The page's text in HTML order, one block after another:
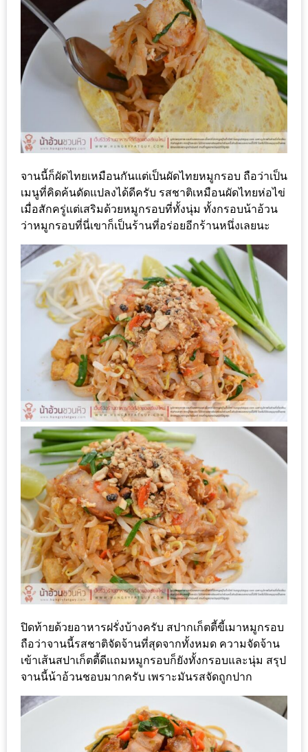
ความ
ทั่ว
เชียงใหม่
ลุ้น
รับ
บุฟเฟ่ต์
ฟรี
CRYSTAL
เชียงใหม่
ฟรี
2
ท่าน
ลุ้น
รับ
GIFT
VOUCHER
รับ
ประทาน
อาหาร
มูลค่า
1,000
บาท
ฟรี
3
รางวัล
วัน
แม่
สุด
จานนี้ก็ผัดไทยเหมือนกันแต่เป็นผัดไทยหมูกรอบ ถือว่าเป็น
เมนูที่คิดค้นดัดแปลงได้ดีครับ รสชาติเหมือนผัดไทยห่อไข่
เมื่อสักครู่แต่เสริมด้วยหมูกรอบที่ทั้งนุ่ม ทั้งกรอบน้าอ้วน
ว่าหมูกรอบที่นี่เขาก็เป็นร้านที่อร่อยอีกร้านหนึ่งเลยนะ
ปิดท้ายด้วยอาหารฝรั่งบ้างครับ สปากเก็ตตี้ขี้เมาหมูกรอบ
ถือว่าจานนี้รสชาติจัดจ้านที่สุดจากทั้งหมด ความจัดจ้าน
เข้าเส้นสปาเก็ตตี้ดีแถมหมูกรอบก็ยังทั้งกรอบและนุ่ม สรุป
จานนี้น้าอ้วนชอบมากครับ เพราะมันรสจัดถูกปาก